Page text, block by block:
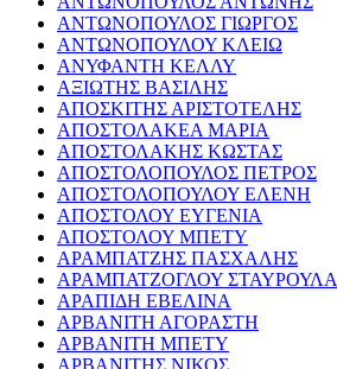
ΑΝΤΩΝΟΠΟΥΛΟΣ ΓΙΩΡΓΟΣ
ΑΝΤΩΝΟΠΟΥΛΟΥ ΚΛΕΙΩ
ΑΝΥΦΑΝΤΗ ΚΕΛΛΥ
ΑΞΙΩΤΗΣ ΒΑΣΙΛΗΣ
ΑΠΟΣΚΙΤΗΣ ΑΡΙΣΤΟΤΕΛΗΣ
ΑΠΟΣΤΟΛΑΚΕΑ ΜΑΡΙΑ
ΑΠΟΣΤΟΛΑΚΗΣ ΚΩΣΤΑΣ
ΑΠΟΣΤΟΛΟΠΟΥΛΟΣ ΠΕΤΡΟΣ
ΑΠΟΣΤΟΛΟΠΟΥΛΟΥ ΕΛΕΝΗ
ΑΠΟΣΤΟΛΟΥ ΕΥΓΕΝΙΑ
ΑΠΟΣΤΟΛΟΥ ΜΠΕΤΥ
ΑΡΑΜΠΑΤΖΗΣ ΠΑΣΧΑΛΗΣ
ΑΡΑΜΠΑΤΖΟΓΛΟΥ ΣΤΑΥΡΟΥΛΑ
ΑΡΑΠΙΔΗ ΕΒΕΛΙΝΑ
ΑΡΒΑΝΙΤΗ ΑΓΟΡΑΣΤΗ
ΑΡΒΑΝΙΤΗ ΜΠΕΤΥ